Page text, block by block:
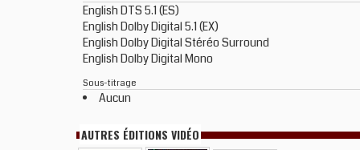
English DTS 5.1 (ES)
English Dolby Digital 5.1 (EX)
English Dolby Digital Stéréo Surround
English Dolby Digital Mono
Sous-titrage
Aucun
AUTRES ÉDITIONS VIDÉO